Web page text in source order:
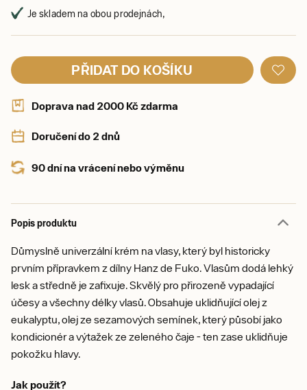
Je skladem na obou prodejnách,
PŘIDAT DO KOŠÍKU
Doprava nad 2000 Kč zdarma
Doručení do 2 dnů
90 dní na vrácení nebo výměnu
Popis produktu
Důmyslně univerzální krém na vlasy, který byl historicky
prvním přípravkem z dílny Hanz de Fuko. Vlasům dodá lehký
lesk a středně je zafixuje. Skvělý pro přirozeně vypadající
účesy a všechny délky vlasů. Obsahuje uklidňující olej z
eukalyptu, olej ze sezamových semínek, který působí jako
kondicionér a výtažek ze zeleného čaje - ten zase uklidňuje
pokožku hlavy.
Jak použít?